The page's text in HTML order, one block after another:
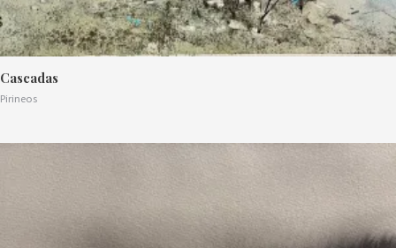
Cascadas
Pirineos